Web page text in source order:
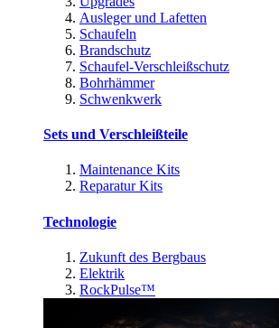
Ausleger und Lafetten
Schaufeln
Brandschutz
Schaufel-Verschleißschutz
Bohrhämmer
Schwenkwerk
Sets und Verschleißteile
Maintenance Kits
Reparatur Kits
Technologie
Zukunft des Bergbaus
Elektrik
RockPulse™